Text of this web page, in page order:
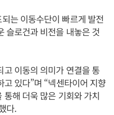
는 이동수단이 빠르게 발전
슬로건과 비전을 내놓은 것
고 이동의 의미가 연결을 통
있다”며 “넥센타이어 지향
해 더욱 많은 기회와 가치
다.